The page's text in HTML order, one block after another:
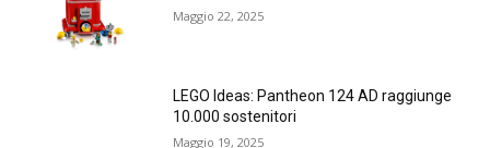
Maggio 22, 2025
LEGO Ideas: Pantheon 124 AD raggiunge
10.000 sostenitori
Maggio 19, 2025